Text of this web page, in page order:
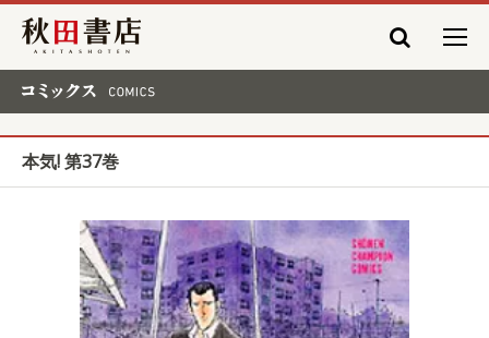
秋田書店
本気! 第37巻